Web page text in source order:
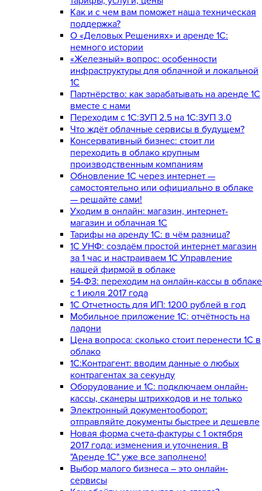
Как и с чем вам поможет наша техническая
поддержка?
О «Деловых Решениях» и аренде 1С:
немного истории
«Железный» вопрос: особенности
инфраструктуры для облачной и локальной
1С
Партнёрство: как зарабатывать на аренде 1С
вместе с нами
Переходим с 1С:ЗУП 2.5 на 1С:ЗУП 3.0
Что ждёт облачные сервисы в будущем?
Консервативный бизнес: стоит ли
переходить в облако крупным
производственным компаниям
Обновление 1С через интернет —
самостоятельно или официально в облаке
— решайте сами!
Уходим в онлайн: магазин, интернет-
магазин и облачная 1С
Тарифы на аренду 1С: в чём разница?
1С УНФ: создаём простой интернет магазин
за 1 час и настраиваем 1С Управление
нашей фирмой в облаке
54-ФЗ: переходим на онлайн-кассы в облаке
с 1 июля 2017 года
1С Отчетность для ИП: 1200 рублей в год
Мобильное приложение 1С: отчётность на
ладони
Цена вопроса: сколько стоит перенести 1С в
облако
1С:Контрагент: вводим данные о любых
контрагентах за секунду
Оборудование и 1С: подключаем онлайн-
кассы, сканеры штрихкодов и не только
Электронный документооборот:
отправляйте документы быстрее и дешевле
Новая форма счета-фактуры с 1 октября
2017 года: изменения и уточнения. В
"Аренде 1С" уже все заполнено!
Выбор малого бизнеса – это онлайн-
сервисы